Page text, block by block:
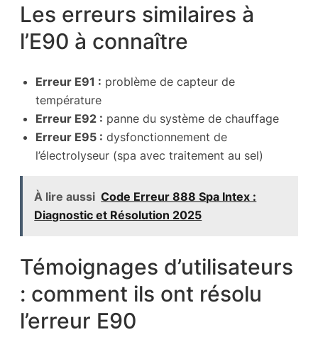
Les erreurs similaires à
l’E90 à connaître
Erreur E91 : problème de capteur de
température
Erreur E92 : panne du système de chauffage
Erreur E95 : dysfonctionnement de
l’électrolyseur (spa avec traitement au sel)
À lire aussi Code Erreur 888 Spa Intex :
Diagnostic et Résolution 2025
Témoignages d’utilisateurs
: comment ils ont résolu
l’erreur E90